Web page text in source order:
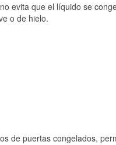
evita que el líquido se
o de hielo.
de puertas congelados,